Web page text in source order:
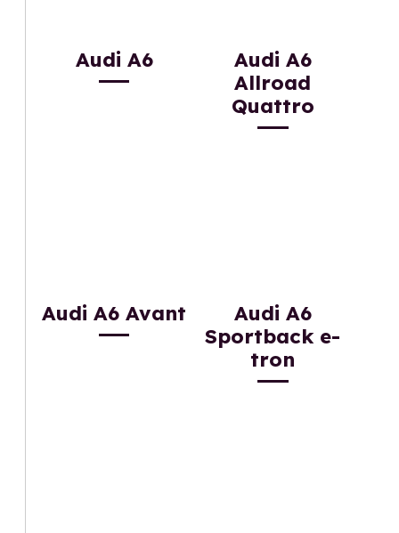
Audi A6
Audi A6
Allroad
Quattro
Audi A6 Avant
Audi A6
Sportback e-
tron